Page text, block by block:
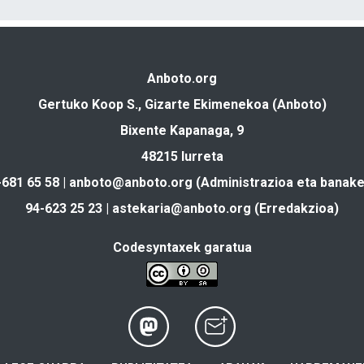
Anboto.org
Gertuko Koop S., Gizarte Ekimenekoa (Anboto)
Bixente Kapanaga, 9
48215 Iurreta
65 58 | anboto@anboto.org (Administrazioa eta
94-623 25 23 | astekaria@anboto.org (Erredakzioa)
Codesyntaxek garatua